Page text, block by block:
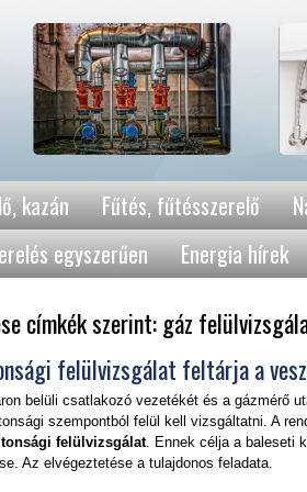
kazán Fűtés, fűtésszerelő
egyszerűen Energia hírek
címkék szerint: gáz
felülvizsgálat feltárja a
belüli csatlakozó vezetékét és a gázmérő
szempontból felül kell vizsgáltatni. A
felülvizsgálat. Ennek célja a baleseti
Az elvégeztetése a tulajdonos feladata.